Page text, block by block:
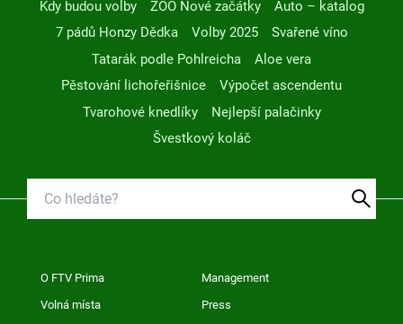
Kdy budou volby
ZOO Nové začátky
Auto – katalog
7 pádů Honzy Dědka
Volby 2025
Svařené víno
Tatarák podle Pohlreicha
Aloe vera
Pěstování lichořeřišnice
Výpočet ascendentu
Tvarohové knedlíky
Nejlepší palačinky
Švestkový koláč
O FTV Prima Management
Volná místa Press